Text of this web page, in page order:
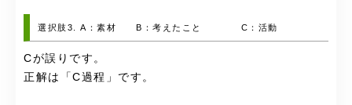
選択肢3. A：素材 B：考えたこと C：活動
Cが誤りです。
正解は「C過程」です。